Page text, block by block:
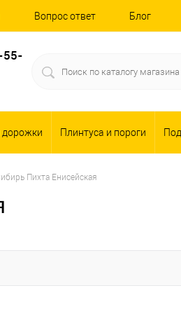
Вопрос ответ Блог
55-
Плинтуса и пороги
Пихта Енисейская